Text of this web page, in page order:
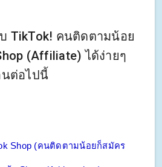
TikTok! คนติดตามน้อย
(Affiliate) ได้ง่ายๆ
ต่อไปนี้
Shop (คนติดตามน้อยก็สมัคร